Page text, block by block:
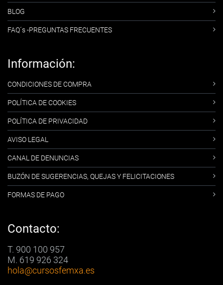
BLOG
FAQ´s -PREGUNTAS FRECUENTES
Información:
CONDICIONES DE COMPRA
POLÍTICA DE COOKIES
POLÍTICA DE PRIVACIDAD
AVISO LEGAL
CANAL DE DENUNCIAS
BUZÓN DE SUGERENCIAS, QUEJAS Y FELICITACIONES
FORMAS DE PAGO
Contacto:
T. 900 100 957
M. 619 926 324
hola@cursosfemxa.es